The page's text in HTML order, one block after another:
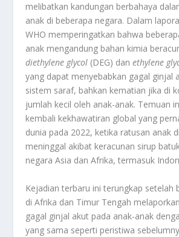
melibatkan kandungan berbahaya
anak di beberapa negara. Dalam
WHO memperingatkan bahwa
anak mengandung bahan kimia
diethylene glycol (DEG) danethylene
yang dapat menyebabkan gagal ginjal
sistem saraf, bahkan kematian jika di
jumlah kecil oleh anak-anak. Temuan
kembali kekhawatiran global yang
dunia pada 2022, ketika ratusan anak
meninggal akibat keracunan sirup
negara Asia dan Afrika, termasuk
Kejadian terbaru ini terungkap setelah
di Afrika dan Timur Tengah
gagal ginjal akut pada anak-anak
yang sama seperti peristiwa